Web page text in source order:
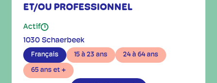
ET/OU PROFESSIONNEL
Actif i
1030 Schaerbeek
Français 15 à 23 ans 24 à 64 ans
65 ans et +